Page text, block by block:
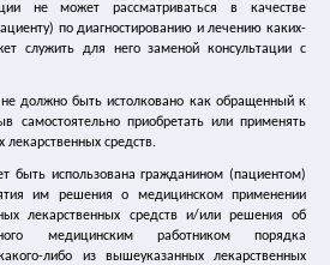
не может рассматриваться в качестве
по диагностированию и лечению каких-
служить для него заменой консультации с
должно быть истолковано как обращенный к
самостоятельно приобретать или применять
средств.
быть использована гражданином (пациентом)
им решения о медицинском применении
лекарственных средств и/или решения об
медицинским работником порядка
либо из вышеуказанных лекарственных